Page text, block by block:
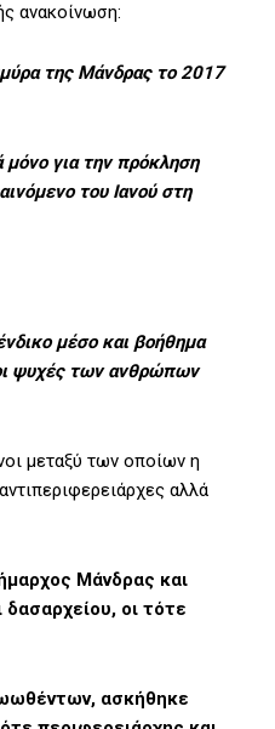
ανακοίνωση:
της Μάνδρας το 2017
μόνο για την πρόκληση
του Ιανού στη
μέσο και βοήθημα
ψυχές των ανθρώπων
μεταξύ των οποίων η
αλλά
Μάνδρας και
οι τότε
ασκήθηκε